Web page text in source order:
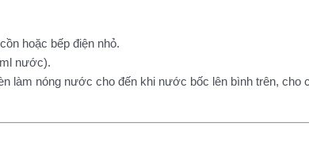
hoặc bếp điện nhỏ.
nước).
làm nóng nước cho đến khi nước bốc lên bình trên,